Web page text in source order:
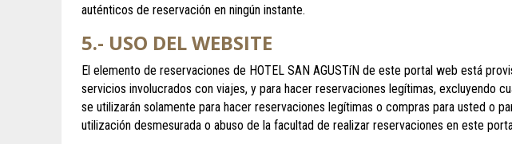
auténticos de reservación en ningún instante.
5.- USO DEL WEBSITE
El elemento de reservaciones de HOTEL SAN AGUSTíN de este portal web está
servicios involucrados con viajes, y para hacer reservaciones legítimas, excluyendo
se utilizarán solamente para hacer reservaciones legítimas o compras para usted o
utilización desmesurada o abuso de la facultad de realizar reservaciones en este